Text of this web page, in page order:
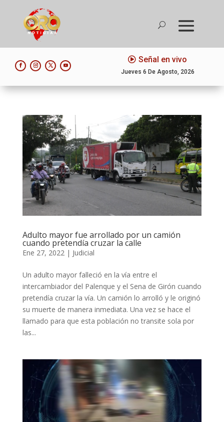
Señal en vivo
Jueves 6 De Agosto, 2026
Adulto mayor fue arrollado por un camión
cuando pretendía cruzar la calle
Ene 27, 2022| Judicial
Un adulto mayor falleció en la vía entre el
intercambiador del Palenque y el Sena de Girón cuando
pretendía cruzar la vía. Un camión lo arrolló y le originó
su muerte de manera inmediata. Una vez se hace el
llamado para que esta población no transite sola por
las...